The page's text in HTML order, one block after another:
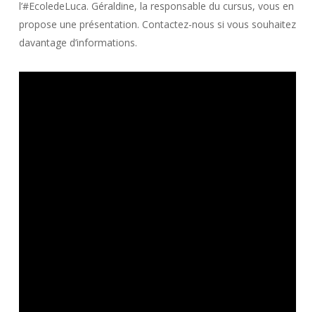
l’#EcoledeLuca. Géraldine, la responsable du cursus, vous en
propose une présentation. Contactez-nous si vous souhaitez
davantage d’informations.